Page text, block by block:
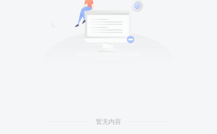
暂无内容